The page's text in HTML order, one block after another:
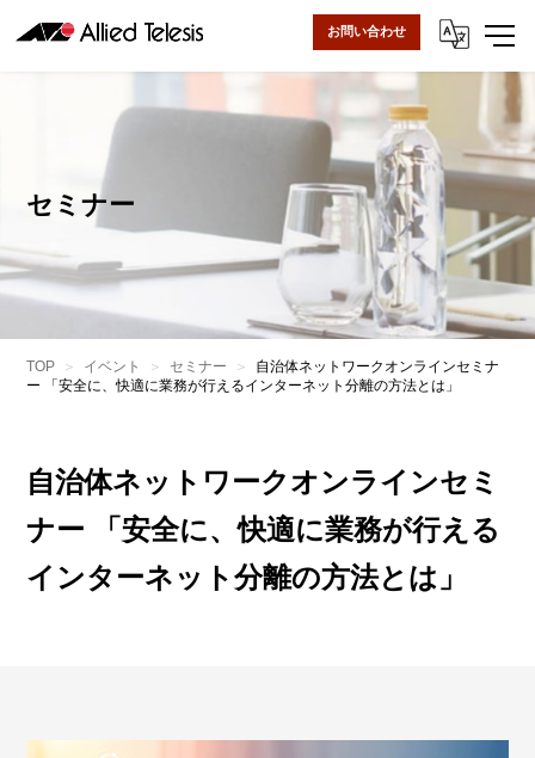
お問い合わせ
セミナー
TOP イベント セミナー
自治体ネットワークオンラインセミナ
ー 「安全に、快適に業務が行えるインターネット分離の方法とは」
自治体ネットワークオンラインセミ
ナー 「安全に、快適に業務が行える
インターネット分離の方法とは」